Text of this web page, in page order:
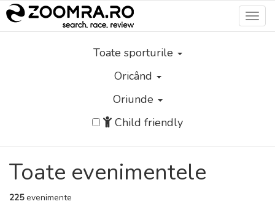
Toate sporturile
Oricând
Oriunde
Child friendly
Toate evenimentele
225evenimente